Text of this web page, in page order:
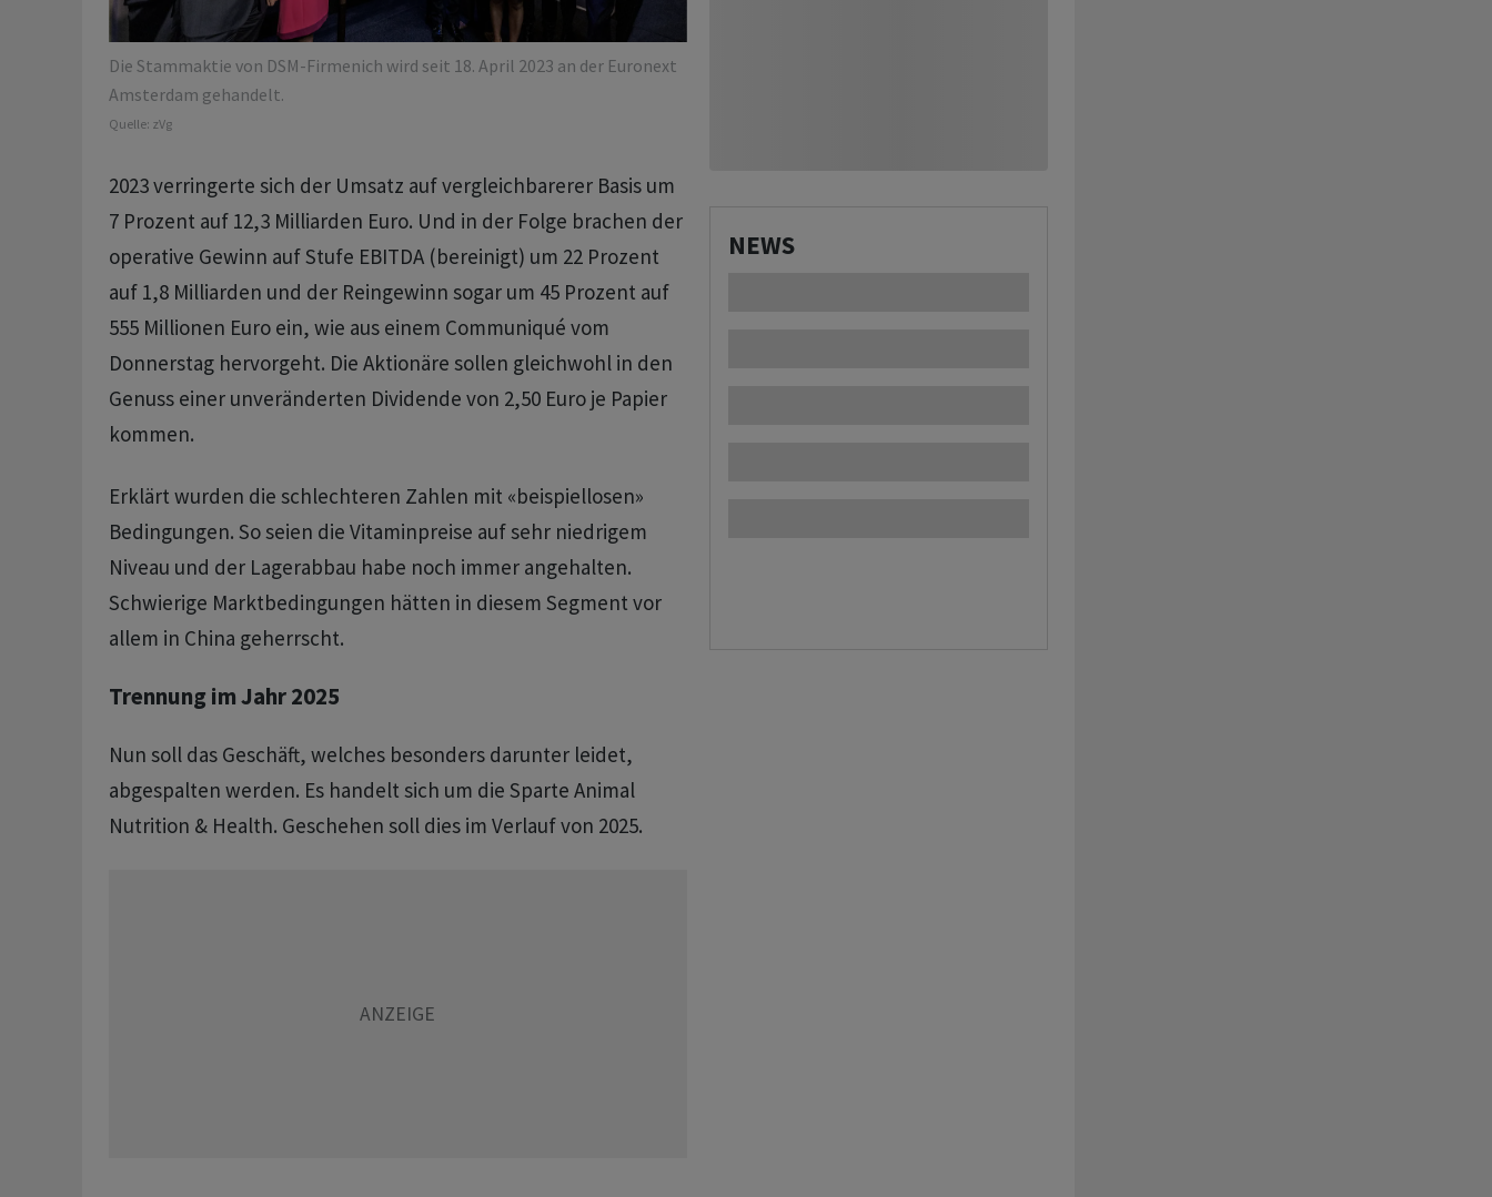
Die Stammaktie von DSM-Firmenich wird seit 18. April 2023 an der Euronext
Amsterdam gehandelt.
Quelle: zVg
2023 verringerte sich der Umsatz auf vergleichbarerer Basis um
7 Prozent auf 12,3 Milliarden Euro. Und in der Folge brachen der
operative Gewinn auf Stufe EBITDA (bereinigt) um 22 Prozent
auf 1,8 Milliarden und der Reingewinn sogar um 45 Prozent auf
555 Millionen Euro ein, wie aus einem Communiqué vom
Donnerstag hervorgeht. Die Aktionäre sollen gleichwohl in den
Genuss einer unveränderten Dividende von 2,50 Euro je Papier
kommen.
Erklärt wurden die schlechteren Zahlen mit «beispiellosen»
Bedingungen. So seien die Vitaminpreise auf sehr niedrigem
Niveau und der Lagerabbau habe noch immer angehalten.
Schwierige Marktbedingungen hätten in diesem Segment vor
allem in China geherrscht.
Trennung im Jahr 2025
Nun soll das Geschäft, welches besonders darunter leidet,
abgespalten werden. Es handelt sich um die Sparte Animal
Nutrition & Health. Geschehen soll dies im Verlauf von 2025.
NEWS